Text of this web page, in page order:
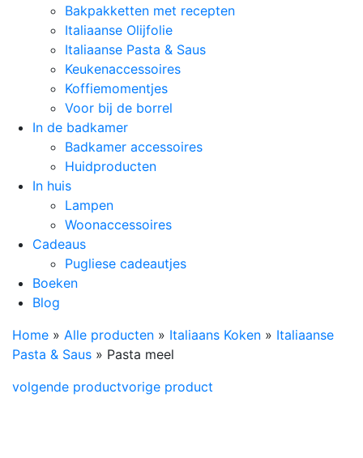
Bakpakketten met recepten
Italiaanse Olijfolie
Italiaanse Pasta & Saus
Keukenaccessoires
Koffiemomentjes
Voor bij de borrel
In de badkamer
Badkamer accessoires
Huidproducten
In huis
Lampen
Woonaccessoires
Cadeaus
Pugliese cadeautjes
Boeken
Blog
Home » Alle producten » Italiaans Koken » Italiaanse
Pasta & Saus » Pasta meel
volgende productvorige product